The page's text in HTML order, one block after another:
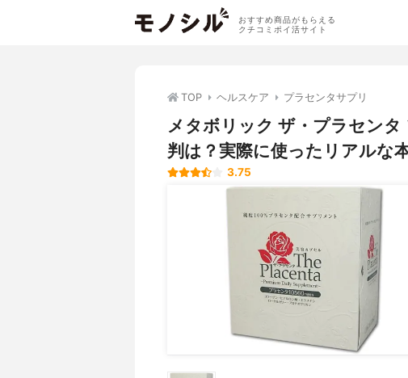
おすすめ商品がもらえる
クチコミポイ活サイト
TOP ヘルスケア プラセンタサプリ
メタボリック ザ・プラセン
判は？実際に使ったリアルな
3.75